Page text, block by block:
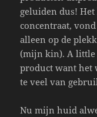
geluiden dus!
concentraat,
alleen op de
(mijn kin). A little
product want het
te veel van
Nu mijn huid